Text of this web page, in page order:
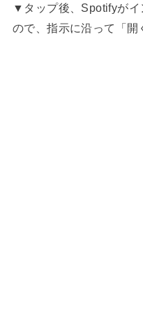
▼タップ後、Spotifyがイ
ので、指示に沿って「開